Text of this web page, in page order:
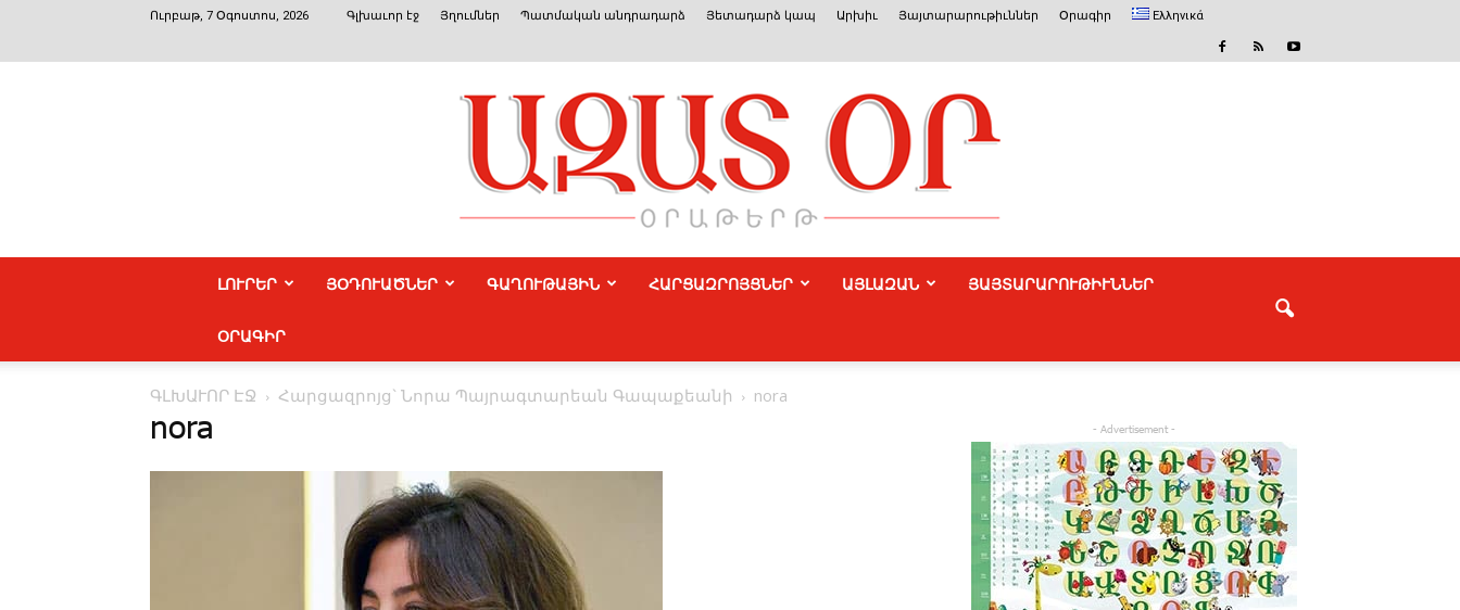
Ուրբաթ, 7 Օգոստոս, 2026 Գլխաւոր էջ Յղումներ Պատմական անդրադարձ Յետադարձ կապ Արխիւ Յայտարարութիւններ Օրագիր Ελληνικά
ԼՈՒՐԵՐ ՅՕԴՈՒԱԾՆԵՐ ԳԱՂՈՒԹԱՅԻՆ ՀԱՐՑԱԶՐՈՅՑՆԵՐ ԱՅԼԱԶԱՆ ՅԱՅՏԱՐԱՐՈՒԹԻՒՆՆԵՐ
ՕՐԱԳԻՐ
ԳԼԽԱՒՈՐ ԷՋ Հարցազրոյց` Նորա Պայրագտարեան Գապաքեանի nora
nora - Advertisement -